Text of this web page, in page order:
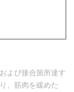
よび接合箇所達す
、筋肉を緩めた